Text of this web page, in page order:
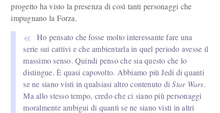
progetto ha visto la presenza di così tanti personaggi che
impugnano la Forza.
Ho pensato che fosse molto interessante fare una
serie sui cattivi e che ambientarla in quel periodo avesse il
massimo senso. Quindi penso che sia questo che lo
distingue. È quasi capovolto. Abbiamo più Jedi di quanti
se ne siano visti in qualsiasi altro contenuto diStar Wars.
Ma allo stesso tempo, credo che ci siano più personaggi
moralmente ambigui di quanti se ne siano visti in altri